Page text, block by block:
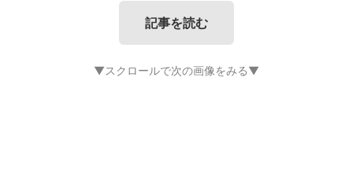
記事を読む
▼スクロールで次の画像をみる▼